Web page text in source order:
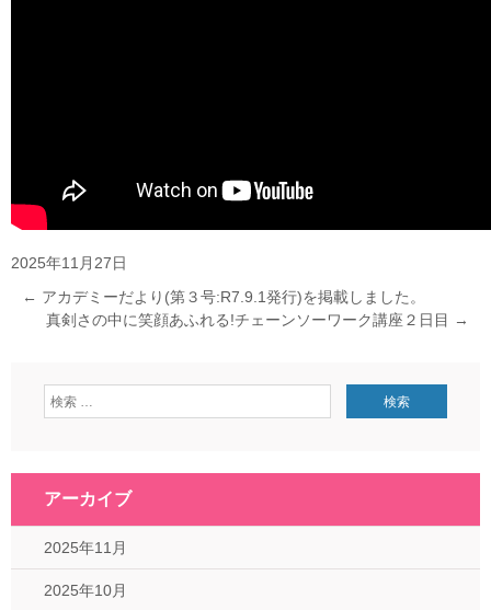
2025年11月27日
← アカデミーだより(第３号:R7.9.1発行)を掲載しました。
真剣さの中に笑顔あふれる!チェーンソーワーク講座２日目 →
アーカイブ
2025年11月
2025年10月